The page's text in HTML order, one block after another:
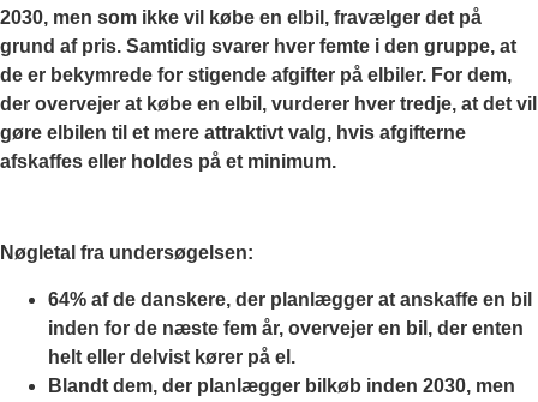
2030, men som ikke vil købe en elbil, fravælger det på
grund af pris. Samtidig svarer hver femte i den gruppe, at
de er bekymrede for stigende afgifter på elbiler. For dem,
der overvejer at købe en elbil, vurderer hver tredje, at det vil
gøre elbilen til et mere attraktivt valg, hvis afgifterne
afskaffes eller holdes på et minimum.
Nøgletal fra undersøgelsen:
64% af de danskere, der planlægger at anskaffe en bil
inden for de næste fem år, overvejer en bil, der enten
helt eller delvist kører på el.
Blandt dem, der planlægger bilkøb inden 2030, men